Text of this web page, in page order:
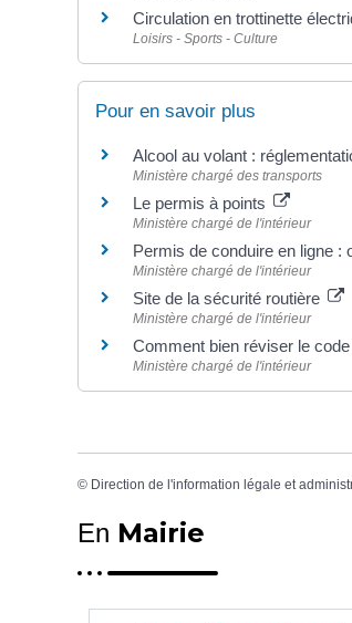
Circulation en trottinette
Loisirs - Sports - Culture
Pour en savoir plus
Alcool au volant :
Ministère chargé des transports
Le permis à points
Ministère chargé de l'intérieur
Permis de conduire en ligne :
Ministère chargé de l'intérieur
Site de la sécurité routière
Ministère chargé de l'intérieur
Comment bien réviser le
Ministère chargé de l'intérieur
© Direction de l'information légale et
En Mairie